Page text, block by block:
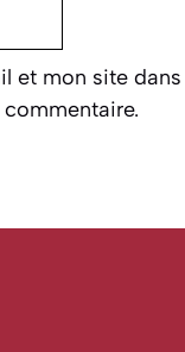
et mon site dans